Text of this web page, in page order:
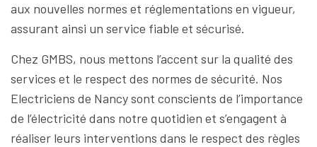
aux nouvelles normes et réglementations en vigueur,
assurant ainsi un service fiable et sécurisé.
Chez GMBS, nous mettons l’accent sur la qualité des
services et le respect des normes de sécurité. Nos
Electriciens de Nancy sont conscients de l’importance
de l’électricité dans notre quotidien et s’engagent à
réaliser leurs interventions dans le respect des règles